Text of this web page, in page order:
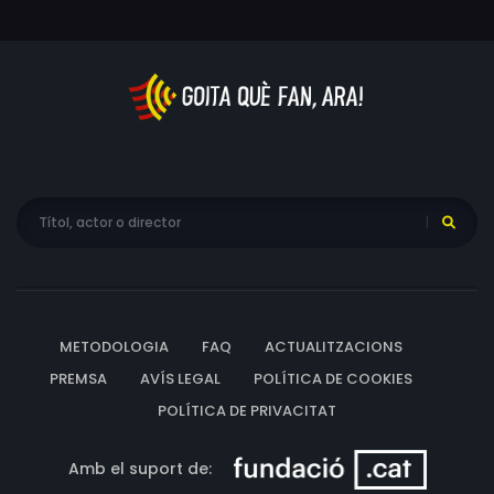
METODOLOGIA FAQ
ACTUALITZACIONS
PREMSA
AVÍS LEGAL
POLÍTICA DE COOKIES
POLÍTICA DE PRIVACITAT
Amb el suport de: